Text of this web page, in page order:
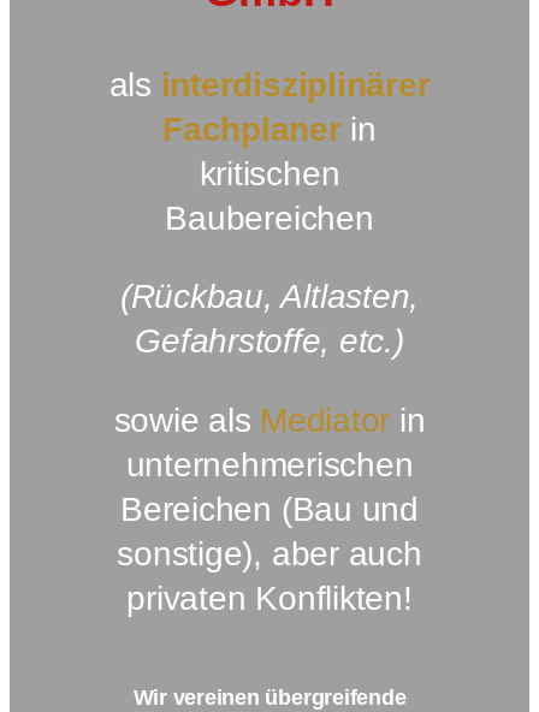
als interdisziplinärer
Fachplanerin
kritischen
Baubereichen
(Rückbau, Altlasten,
Gefahrstoffe, etc.)
sowie als Mediator in
unternehmerischen
Bereichen (Bau und
sonstige), aber auch
privaten Konflikten!
Wir vereinen übergreifende